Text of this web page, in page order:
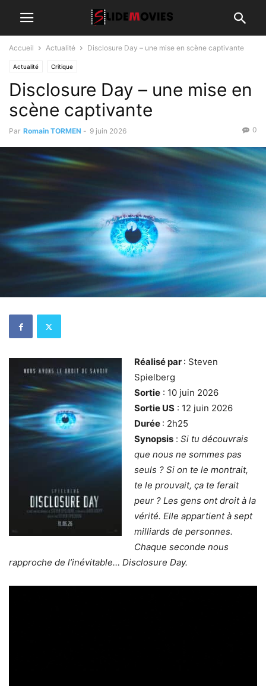
Accueil Actualité Disclosure Day – une mise en scène captivante
Actualité Critique
Disclosure Day – une mise en
scène captivante
Par Romain TORMEN - 9 juin 2026 0
Réalisé par : Steven
Spielberg
Sortie : 10 juin 2026
Sortie US : 12 juin 2026
Durée : 2h25
Synopsis : Si tu découvrais
que nous ne sommes pas
seuls ? Si on te le montrait,
te le prouvait, ça te ferait
peur ? Les gens ont droit à la
vérité. Elle appartient à sept
milliards de personnes.
Chaque seconde nous
rapproche de l’inévitable… Disclosure Day.